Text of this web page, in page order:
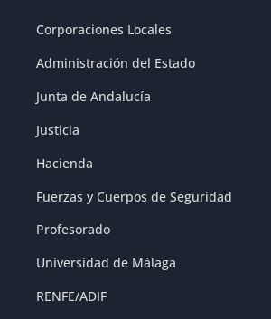
Corporaciones Locales
Administración del Estado
Junta de Andalucía
Justicia
Hacienda
Fuerzas y Cuerpos de Seguridad
Profesorado
Universidad de Málaga
RENFE/ADIF